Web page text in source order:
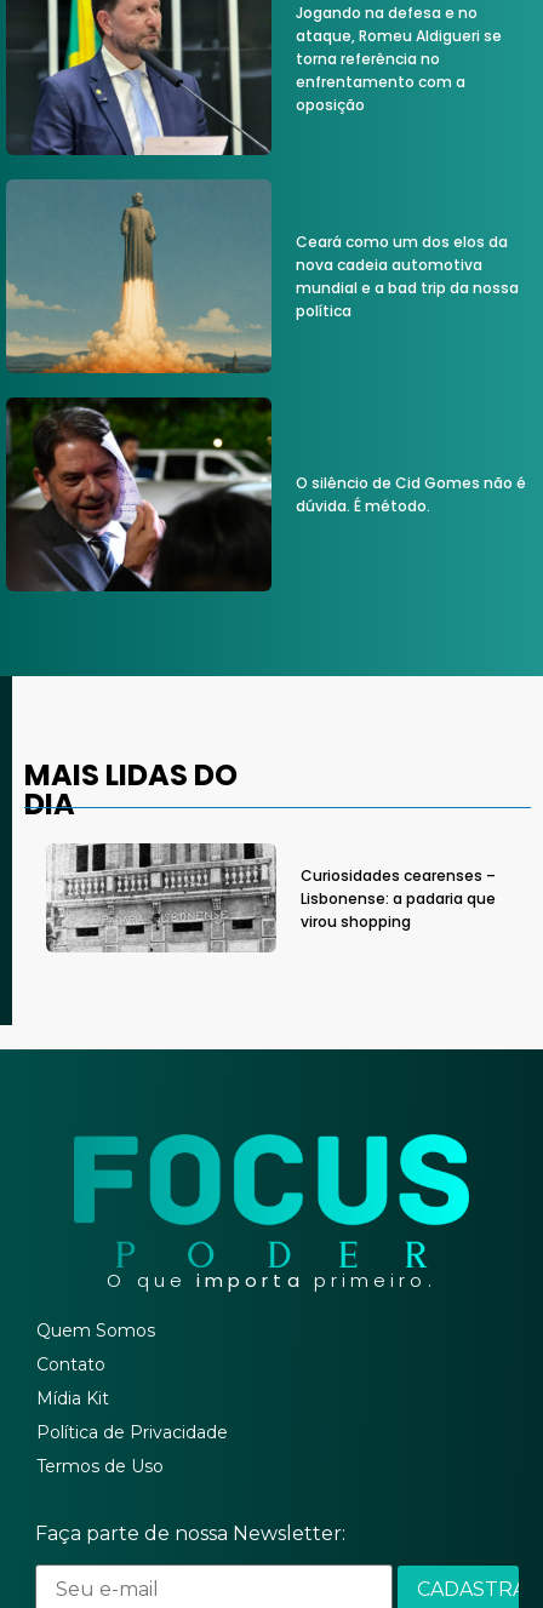
Jogando na defesa e no
ataque, Romeu Aldigueri se
torna referência no
enfrentamento com a
oposição
Ceará como um dos elos da
nova cadeia automotiva
mundial e a bad trip da nossa
política
O silêncio de Cid Gomes não é
dúvida. É método.
MAIS LIDAS DO
DIA
Curiosidades cearenses –
Lisbonense: a padaria que
virou shopping
O que importa primeiro.
Quem Somos
Contato
Mídia Kit
Política de Privacidade
Termos de Uso
Faça parte de nossa Newsletter: